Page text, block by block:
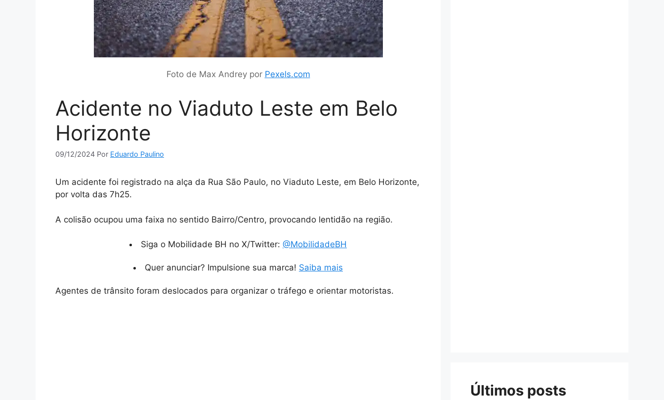
Foto de Max Andrey por Pexels.com
Acidente no Viaduto Leste em Belo
Horizonte
09/12/2024 Por Eduardo Paulino
Um acidente foi registrado na alça da Rua São Paulo, no Viaduto Leste, em Belo Horizonte,
por volta das 7h25.
A colisão ocupou uma faixa no sentido Bairro/Centro, provocando lentidão na região.
Siga o Mobilidade BH no X/Twitter: @MobilidadeBH
Quer anunciar? Impulsione sua marca! Saiba mais
Agentes de trânsito foram deslocados para organizar o tráfego e orientar motoristas.
Últimos posts